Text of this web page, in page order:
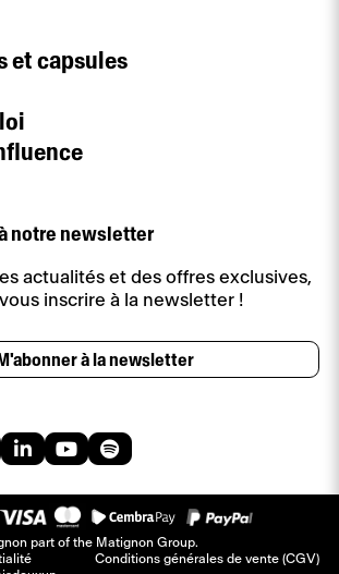
et capsules
notre newsletter
actualités et des offres exclusives,
inscrire à la newsletter !
M'abonner à la newsletter
part of the Matignon Group.
Conditions générales de vente (CGV)